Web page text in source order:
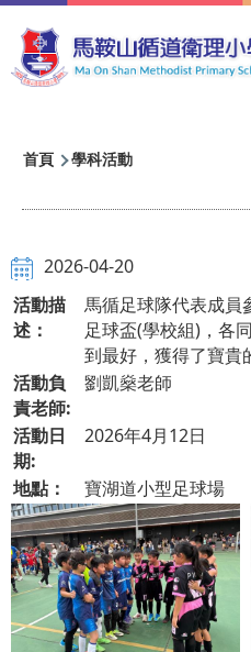
移至主內容
導
連
結
首頁 學科活動
2026-04-20
活動描
述：
馬循足球隊代表成員
足球盃(學校組)，各
到最好，獲得了寶貴
活動負
責老師:
劉凱燊老師
活動日
期:
2026年4月12日
地點： 寶湖道小型足球場